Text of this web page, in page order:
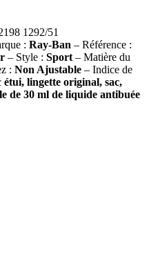
1292/51
: Ray-Ban – Référence :
– Style : Sport – Matière du
: Non Ajustable – Indice de
étui, lingette original, sac,
de 30 ml de liquide antibuée